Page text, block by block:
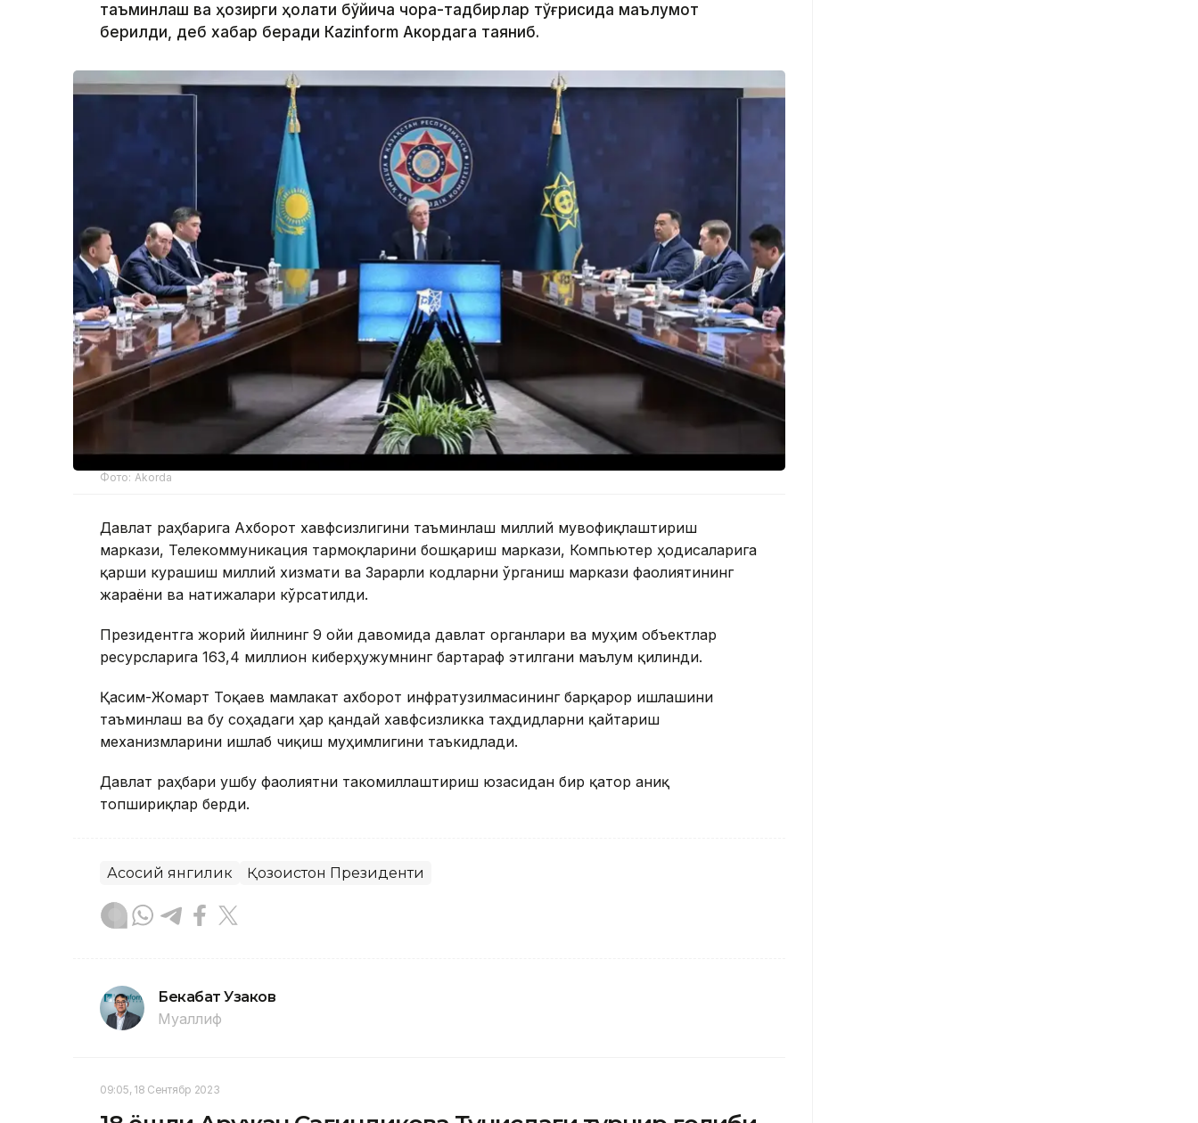
таъминлаш ва ҳозирги ҳолати бўйича чора-тадбирлар тўғрисида маълумот
берилди, деб хабар беради Каzinform Акордага таяниб.
Фото: Akorda
Давлат раҳбарига Ахборот хавфсизлигини таъминлаш миллий мувофиқлаштириш
маркази, Телекоммуникация тармоқларини бошқариш маркази, Компьютер ҳодисаларига
қарши курашиш миллий хизмати ва Зарарли кодларни ўрганиш маркази фаолиятининг
жараёни ва натижалари кўрсатилди.
Президентга жорий йилнинг 9 ойи давомида давлат органлари ва муҳим объектлар
ресурсларига 163,4 миллион киберҳужумнинг бартараф этилгани маълум қилинди.
Қасим-Жомарт Тоқаев мамлакат ахборот инфратузилмасининг барқарор ишлашини
таъминлаш ва бу соҳадаги ҳар қандай хавфсизликка таҳдидларни қайтариш
механизмларини ишлаб чиқиш муҳимлигини таъкидлади.
Давлат раҳбари ушбу фаолиятни такомиллаштириш юзасидан бир қатор аниқ
топшириқлар берди.
Асосий янгилик Қозоғистон Президенти
Бекабат Узаков
Муаллиф
09:05, 18 Сентябр 2023